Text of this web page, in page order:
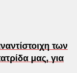
των
μας, για